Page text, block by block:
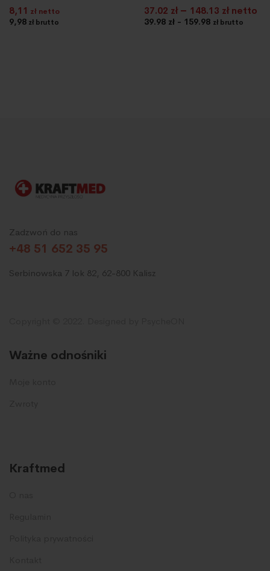
8,11 zł netto
9,98 zł brutto
37.02 zł – 148.13 zł netto
39.98 zł - 159.98 zł brutto
Zadzwoń do nas
+48 51 652 35 95
Serbinowska 7 lok 82, 62-800 Kalisz
Ważne odnośniki
Kraftmed